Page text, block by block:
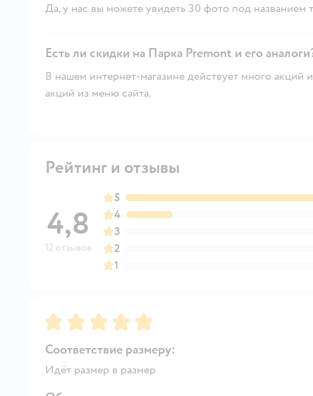
Да, у нас вы можете увидеть 30 фото под названием
Есть ли скидки на Парка Premont и его
В нашем интернет-магазине действует много
акций из меню сайта.
Рейтинг и отзывы
4,8
12 отзывов
5
4
3
2
1
Рейтинг:5
Соответствие размеру:
Идёт размер в размер